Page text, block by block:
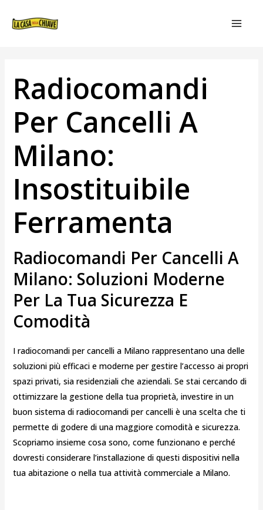
Radiocomandi
Per Cancelli A
Milano:
Insostituibile
Ferramenta
Radiocomandi Per Cancelli A
Milano: Soluzioni Moderne
Per La Tua Sicurezza E
Comodità
I radiocomandi per cancelli a Milano rappresentano una delle
soluzioni più efficaci e moderne per gestire l’accesso ai propri
spazi privati, sia residenziali che aziendali. Se stai cercando di
ottimizzare la gestione della tua proprietà, investire in un
buon sistema di radiocomandi per cancelli è una scelta che ti
permette di godere di una maggiore comodità e sicurezza.
Scopriamo insieme cosa sono, come funzionano e perché
dovresti considerare l’installazione di questi dispositivi nella
tua abitazione o nella tua attività commerciale a Milano.
ARTICOLI